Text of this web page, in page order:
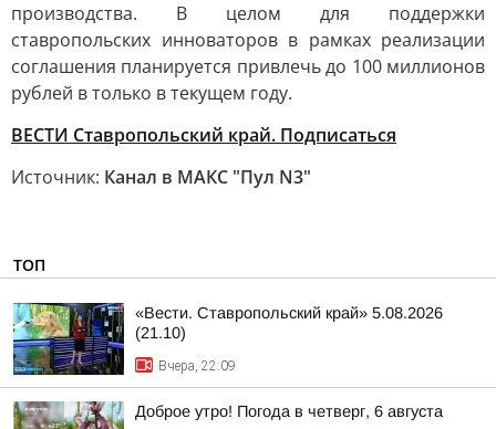
производства. В целом для поддержки
ставропольских инноваторов в рамках реализации
соглашения планируется привлечь до 100 миллионов
рублей в только в текущем году.
ВЕСТИ Ставропольский край. Подписаться
Источник: Канал в МАКС "Пул N3"
ТОП
«Вести. Ставропольский край» 5.08.2026
(21.10)
Вчера, 22:09
Доброе утро! Погода в четверг, 6 августа